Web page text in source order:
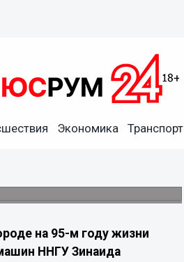
Экономика Транспорт
на 95-м году жизни
ННГУ Зинаида